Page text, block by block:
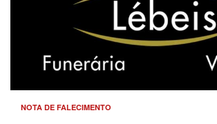
NOTA DE FALECIMENTO